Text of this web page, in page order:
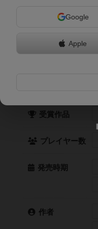
受賞作品
プレイヤー数
発売時期
作者
Google
Apple